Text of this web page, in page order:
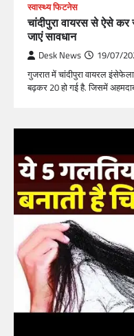
स्वास्थ्य फिटनेस
चांदीपुरा वायरस से ऐसे
जाएं सावधान
Desk News 19/07/
गुजरात में चांदीपुरा वायरल
बढ़कर 20 हो गई है. जिसमें